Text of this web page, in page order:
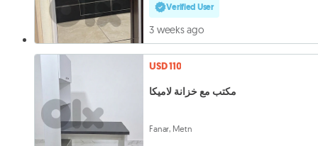
Verified User
3 weeks ago
USD 110
مكتب مع خزانة لاميكا
Fanar, Metn